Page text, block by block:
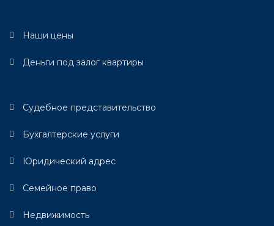
Наши цены
Деньги под залог квартиры
Судебное представительство
Бухгалтерские услуги
Юридический адрес
Семейное право
Недвижимость